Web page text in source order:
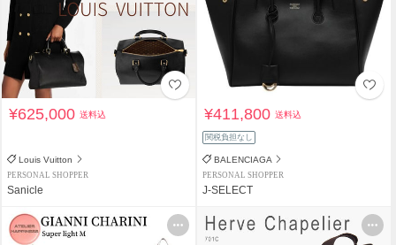
¥625,000送料込
Louis Vuitton
PERSONAL SHOPPER
Sanicle
¥411,800送料込
関税負担なし
BALENCIAGA
PERSONAL SHOPPER
J-SELECT